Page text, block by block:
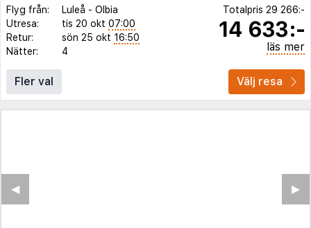
Flyg från:
Luleå - Olbia
Utresa:
tis 20 okt 07:00
Retur:
sön 25 okt 16:50
Nätter:
4
Totalpris 29 266:-
14 633:-
läs mer
Fler val Välj resa
▶︎
◀︎